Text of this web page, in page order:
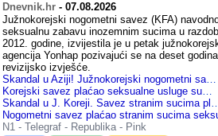
Dnevnik.hr- 07.08.2026
Južnokorejski nogometni savez (KFA)
seksualnu zabavu inozemnim sucima u
2012. godine, izvijestila je u petak
agencija Yonhap pozivajući se na deset
revizijsko izvješće.
Skandal u Aziji! Južnokorejski nogometni savez je strane suce plaćao sa 'sretnim završetkom'
Korejski savez plaćao seksualne usluge sucima uoči važnih utakmica
Skandal u J. Koreji. Savez stranim sucima
N1 - Telegraf - Republika - Pink